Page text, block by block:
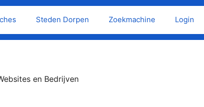
Steden Dorpen Zoekmachine Login
en Bedrijven